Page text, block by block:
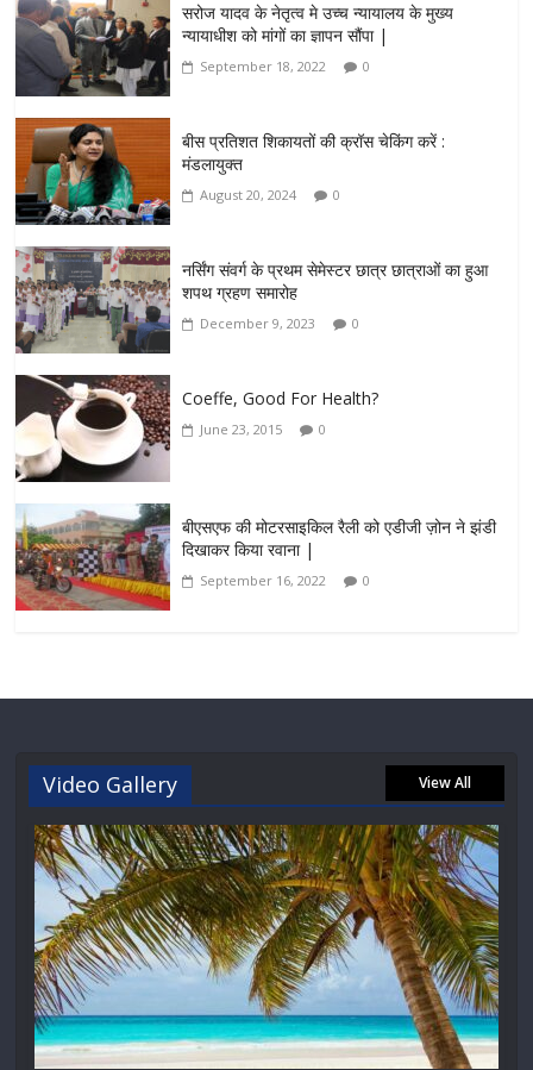
सरोज यादव के नेतृत्व मे उच्च न्यायालय के मुख्य
न्यायाधीश को मांगों का ज्ञापन सौंपा |
September 18, 2022 0
बीस प्रतिशत शिकायतों की क्रॉस चेकिंग करें :
मंडलायुक्त
August 20, 2024 0
नर्सिंग संवर्ग के प्रथम सेमेस्टर छात्र छात्राओं का हुआ
शपथ ग्रहण समारोह
December 9, 2023 0
Coeffe, Good For Health?
June 23, 2015 0
बीएसएफ की मोटरसाइकिल रैली को एडीजी ज़ोन ने झंडी
दिखाकर किया रवाना |
September 16, 2022 0
Video Gallery View All